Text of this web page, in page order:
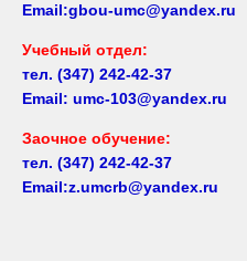
Email:gbou-umc@yandex.ru
Учебный отдел:
тел. (347) 242-42-37
Email: umc-103@yandex.ru
Заочное обучение:
тел. (347) 242-42-37
Email:z.umcrb@yandex.ru